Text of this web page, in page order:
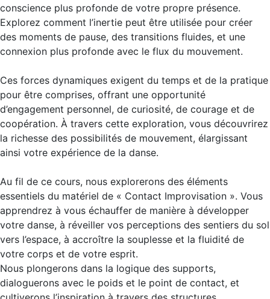
conscience plus profonde de votre propre présence.
Explorez comment l’inertie peut être utilisée pour créer
des moments de pause, des transitions fluides, et une
connexion plus profonde avec le flux du mouvement.
Ces forces dynamiques exigent du temps et de la pratique
pour être comprises, offrant une opportunité
d’engagement personnel, de curiosité, de courage et de
coopération. À travers cette exploration, vous découvrirez
la richesse des possibilités de mouvement, élargissant
ainsi votre expérience de la danse.
Au fil de ce cours, nous explorerons des éléments
essentiels du matériel de « Contact Improvisation ». Vous
apprendrez à vous échauffer de manière à développer
votre danse, à réveiller vos perceptions des sentiers du sol
vers l’espace, à accroître la souplesse et la fluidité de
votre corps et de votre esprit.
Nous plongerons dans la logique des supports,
dialoguerons avec le poids et le point de contact, et